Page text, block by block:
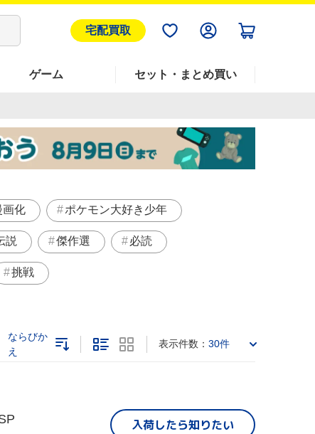
宅配買取
ゲーム セット・まとめ買い
画化 ポケモン大好き少年
説 傑作選 必読
挑戦
ならびか
え
表示件数： 30件
入荷したら知りたい